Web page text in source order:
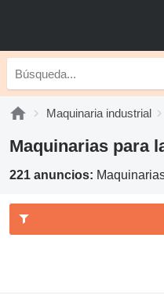
Maquinaria industrial
Maquinarias para
221 anuncios: